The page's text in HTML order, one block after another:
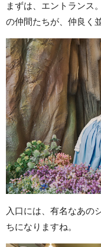
まずは、エントランス
の仲間たちが、仲良く
入口には、有名なあの
ちになりますね。